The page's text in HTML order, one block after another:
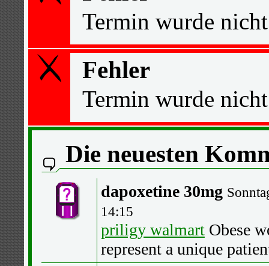
Termin wurde
Fehler
Termin wurde
Die neuesten
dapoxetine 30mg
14:15
priligy walmartObese
represent a unique